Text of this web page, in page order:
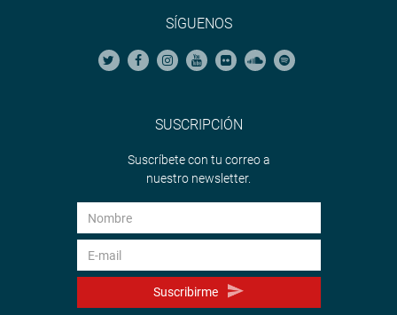
SÍGUENOS
SUSCRIPCIÓN
Suscríbete con tu correo a
nuestro newsletter.
Suscribirme